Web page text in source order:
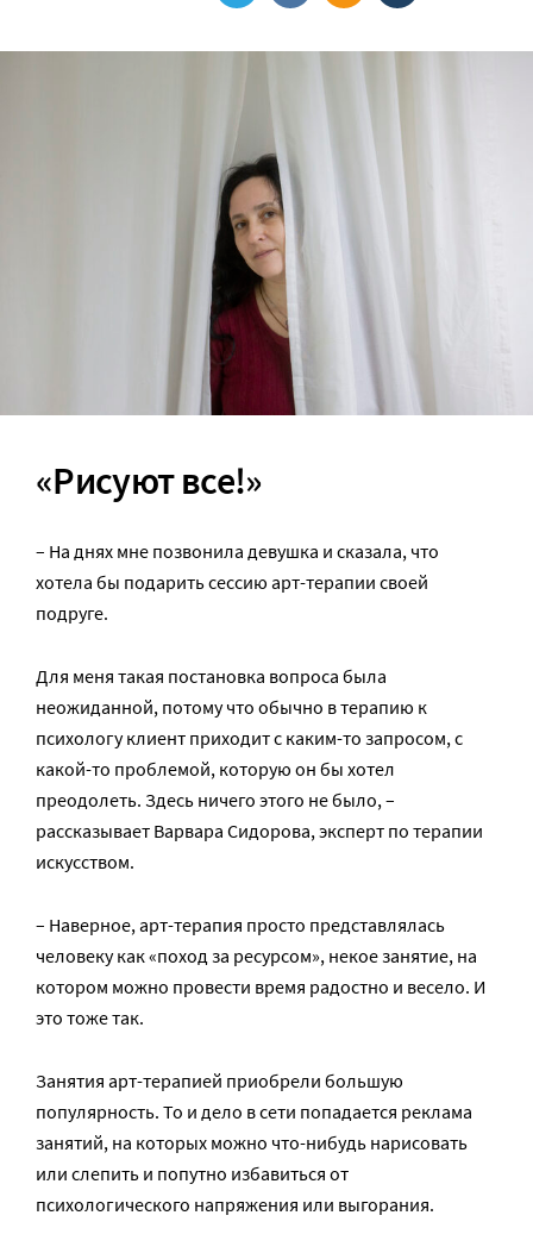
«Рисуют все!»
– На днях мне позвонила девушка и сказала, что
хотела бы подарить сессию арт-терапии своей
подруге.
Для меня такая постановка вопроса была
неожиданной, потому что обычно в терапию к
психологу клиент приходит с каким-то запросом, с
какой-то проблемой, которую он бы хотел
преодолеть. Здесь ничего этого не было, –
рассказывает Варвара Сидорова, эксперт по терапии
искусством.
– Наверное, арт-терапия просто представлялась
человеку как «поход за ресурсом», некое занятие, на
котором можно провести время радостно и весело. И
это тоже так.
Занятия арт-терапией приобрели большую
популярность. То и дело в сети попадается реклама
занятий, на которых можно что-нибудь нарисовать
или слепить и попутно избавиться от
психологического напряжения или выгорания.